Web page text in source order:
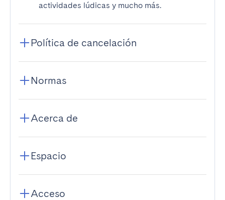
actividades lúdicas y mucho más.
Política de cancelación
Normas
Acerca de
Espacio
Acceso